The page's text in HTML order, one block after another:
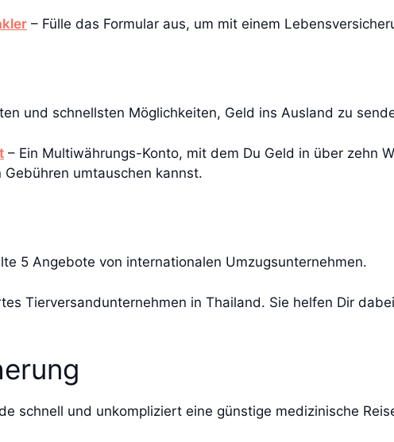
– Fülle das Formular aus, um mit einem
und schnellsten Möglichkeiten, Geld ins Ausland zu
– Ein Multiwährungs-Konto, mit dem Du Geld in über zehn
umtauschen kannst.
5 Angebote von internationalen Umzugsunternehmen.
Tierversandunternehmen in Thailand. Sie helfen Dir
schnell und unkompliziert eine günstige medizinische